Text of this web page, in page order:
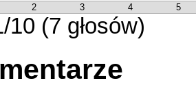
2 3 4 5
10 (7 głosów)